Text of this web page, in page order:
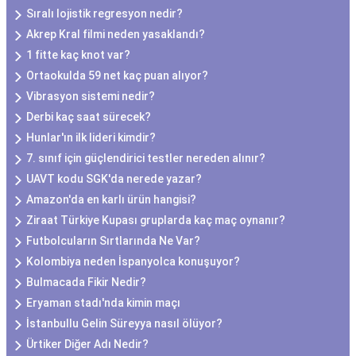
Sıralı lojistik regresyon nedir?
Akrep Kral filmi neden yasaklandı?
1 fitte kaç knot var?
Ortaokulda 59 net kaç puan alıyor?
Vibrasyon sistemi nedir?
Derbi kaç saat sürecek?
Hunlar'ın ilk lideri kimdir?
7. sınıf için güçlendirici testler nereden alınır?
UAVT kodu SGK'da nerede yazar?
Amazon'da en karlı ürün hangisi?
Ziraat Türkiye Kupası gruplarda kaç maç oynanır?
Futbolcuların Sırtlarında Ne Var?
Kolombiya neden İspanyolca konuşuyor?
Bulmacada Fikir Nedir?
Eryaman stadı'nda kimin maçı
İstanbullu Gelin Süreyya nasıl ölüyor?
Ürtiker Diğer Adı Nedir?